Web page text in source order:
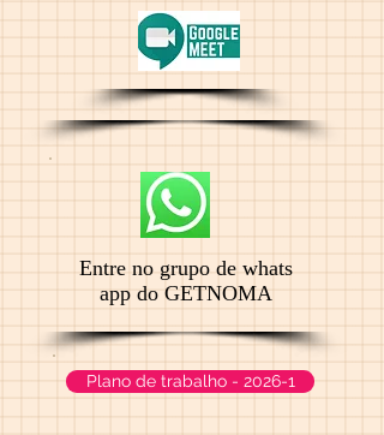
Entre no grupo de whats
app do GETNOMA
Plano de trabalho - 2026-1